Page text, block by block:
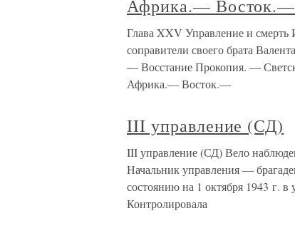
Африка.—
Глава XXV Управление и
соправители своего брата
— Восстание Прокопия. —
Африка.— Восток.—
III управление (СД)
III управление (СД) Вело
Начальник управления —
состоянию на 1 октября 1943 г.
Контролировала